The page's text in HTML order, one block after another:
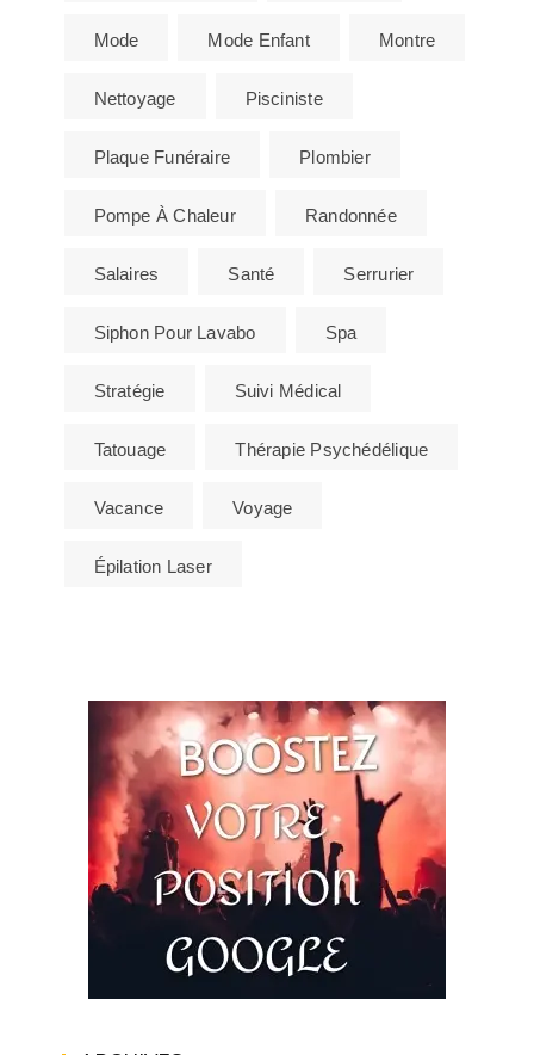
Mode Mode Enfant Montre
Nettoyage Pisciniste
Plaque Funéraire Plombier
Pompe À Chaleur Randonnée
Salaires Santé Serrurier
Siphon Pour Lavabo Spa
Stratégie Suivi Médical
Tatouage Thérapie Psychédélique
Vacance Voyage
Épilation Laser